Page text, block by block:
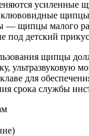
усиленные
клювовидные
— щипцы малого
под детский
щипцы
ультразвуковую
для
срока службы